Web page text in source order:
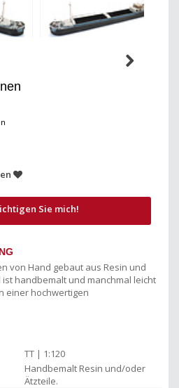
Sie mich!
von Hand gebaut aus Resin und
ist handbemalt und manchmal leicht
einer hochwertigen
TT | 1:120
Handbemalt Resin und/oder
Ätzteile.